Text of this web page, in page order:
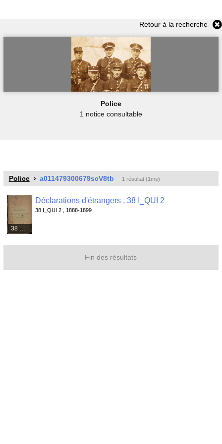
Retour à la recherche
Police
1 notice consultable
Police a011479300679scV8tb 1 résultat (1ms)
Déclarations d'étrangers , 38 I_QUI 2
38 I_QUI 2 , 1888-1899
Fin des résultats